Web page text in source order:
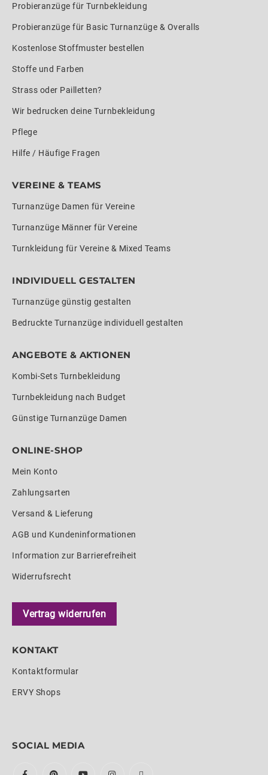
Probieranzüge für Turnbekleidung
Probieranzüge für Basic Turnanzüge & Overalls
Kostenlose Stoffmuster bestellen
Stoffe und Farben
Strass oder Pailletten?
Wir bedrucken deine Turnbekleidung
Pflege
Hilfe / Häufige Fragen
VEREINE & TEAMS
Turnanzüge Damen für Vereine
Turnanzüge Männer für Vereine
Turnkleidung für Vereine & Mixed Teams
INDIVIDUELL GESTALTEN
Turnanzüge günstig gestalten
Bedruckte Turnanzüge individuell gestalten
ANGEBOTE & AKTIONEN
Kombi-Sets Turnbekleidung
Turnbekleidung nach Budget
Günstige Turnanzüge Damen
ONLINE-SHOP
Mein Konto
Zahlungsarten
Versand & Lieferung
AGB und Kundeninformationen
Information zur Barrierefreiheit
Widerrufsrecht
Vertrag widerrufen
KONTAKT
Kontaktformular
ERVY Shops
SOCIAL MEDIA